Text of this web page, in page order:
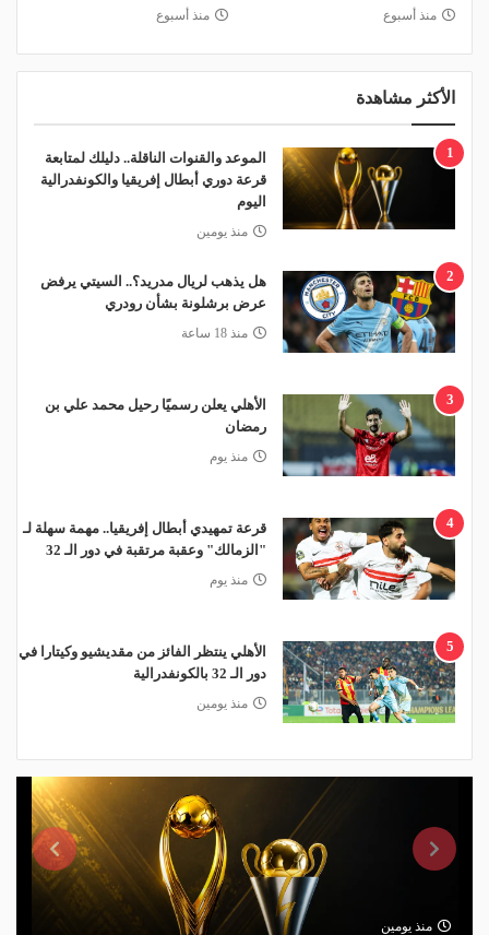
منذ أسبوع منذ أسبوع
الأكثر مشاهدة
1
الموعد والقنوات الناقلة.. دليلك لمتابعة
قرعة دوري أبطال إفريقيا والكونفدرالية
اليوم
منذ يومين
2
هل يذهب لريال مدريد؟.. السيتي يرفض
عرض برشلونة بشأن رودري
منذ 18 ساعة
3
الأهلي يعلن رسميًا رحيل محمد علي بن
رمضان
منذ يوم
4
قرعة تمهيدي أبطال إفريقيا.. مهمة سهلة لـ
"الزمالك" وعقبة مرتقبة في دور الـ 32
منذ يوم
5
الأهلي ينتظر الفائز من مقديشيو وكيتارا في
دور الـ 32 بالكونفدرالية
منذ يومين
منذ يومين